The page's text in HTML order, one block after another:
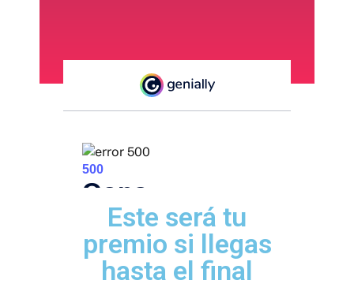
Este será tu
premio si llegas
hasta el final